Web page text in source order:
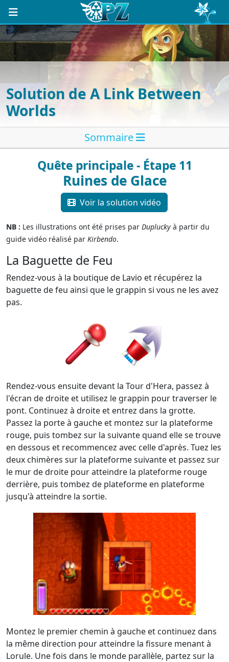
Solution de A Link Between
Worlds
Sommaire
Quête principale - Étape 11
Ruines de Glace
Voir la solution vidéo
NB : Les illustrations ont été prises par Duplucky à partir du
guide vidéo réalisé par Kirbendo.
La Baguette de Feu
Rendez-vous à la boutique de Lavio et récupérez la
baguette de feu ainsi que le grappin si vous ne les avez
pas.
Rendez-vous ensuite devant la Tour d'Hera, passez à
l'écran de droite et utilisez le grappin pour traverser le
pont. Continuez à droite et entrez dans la grotte.
Passez la porte à gauche et montez sur la plateforme
rouge, puis tombez sur la suivante quand elle se trouve
en dessous et recommencez avec celle d'après. Tuez les
deux chimères sur la plateforme suivante et passez sur
le mur de droite pour atteindre la plateforme rouge
derrière, puis tombez de plateforme en plateforme
jusqu'à atteindre la sortie.
Montez le premier chemin à gauche et continuez dans
la même direction pour atteindre la fissure menant à
Lorule. Une fois dans le monde parallèle, partez sur la